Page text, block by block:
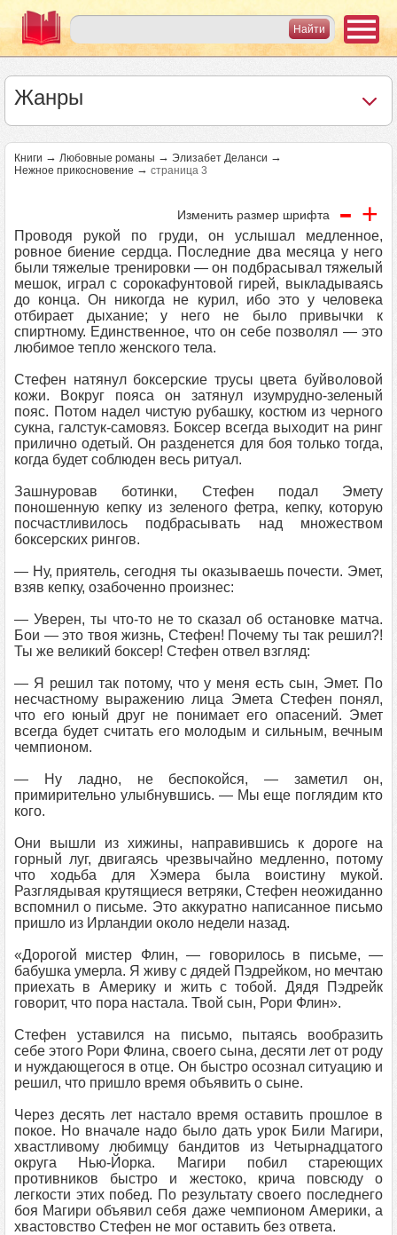
Жанры
Книги → Любовные романы → Элизабет Деланси →
Нежное прикосновение → страница 3
Изменить размер шрифта - +
Проводя рукой по груди, он услышал медленное,
ровное биение сердца. Последние два месяца у него
были тяжелые тренировки — он подбрасывал тяжелый
мешок, играл с сорокафунтовой гирей, выкладываясь
до конца. Он никогда не курил, ибо это у человека
отбирает дыхание; у него не было привычки к
спиртному. Единственное, что он себе позволял — это
любимое тепло женского тела.
Стефен натянул боксерские трусы цвета буйволовой
кожи. Вокруг пояса он затянул изумрудно-зеленый
пояс. Потом надел чистую рубашку, костюм из черного
сукна, галстук-самовяз. Боксер всегда выходит на ринг
прилично одетый. Он разденется для боя только тогда,
когда будет соблюден весь ритуал.
Зашнуровав ботинки, Стефен подал Эмету
поношенную кепку из зеленого фетра, кепку, которую
посчастливилось подбрасывать над множеством
боксерских рингов.
— Ну, приятель, сегодня ты оказываешь почести. Эмет,
взяв кепку, озабоченно произнес:
— Уверен, ты что-то не то сказал об остановке матча.
Бои — это твоя жизнь, Стефен! Почему ты так решил?!
Ты же великий боксер! Стефен отвел взгляд:
— Я решил так потому, что у меня есть сын, Эмет. По
несчастному выражению лица Эмета Стефен понял,
что его юный друг не понимает его опасений. Эмет
всегда будет считать его молодым и сильным, вечным
чемпионом.
— Ну ладно, не беспокойся, — заметил он,
примирительно улыбнувшись. — Мы еще поглядим кто
кого.
Они вышли из хижины, направившись к дороге на
горный луг, двигаясь чрезвычайно медленно, потому
что ходьба для Хэмера была воистину мукой.
Разглядывая крутящиеся ветряки, Стефен неожиданно
вспомнил о письме. Это аккуратно написанное письмо
пришло из Ирландии около недели назад.
«Дорогой мистер Флин, — говорилось в письме, —
бабушка умерла. Я живу с дядей Пэдрейком, но мечтаю
приехать в Америку и жить с тобой. Дядя Пэдрейк
говорит, что пора настала. Твой сын, Рори Флин».
Стефен уставился на письмо, пытаясь вообразить
себе этого Рори Флина, своего сына, десяти лет от роду
и нуждающегося в отце. Он быстро осознал ситуацию и
решил, что пришло время объявить о сыне.
Через десять лет настало время оставить прошлое в
покое. Но вначале надо было дать урок Били Магири,
хвастливому любимцу бандитов из Четырнадцатого
округа Нью-Йорка. Магири побил стареющих
противников быстро и жестоко, крича повсюду о
легкости этих побед. По результату своего последнего
боя Магири объявил себя даже чемпионом Америки, а
хвастовство Стефен не мог оставить без ответа.